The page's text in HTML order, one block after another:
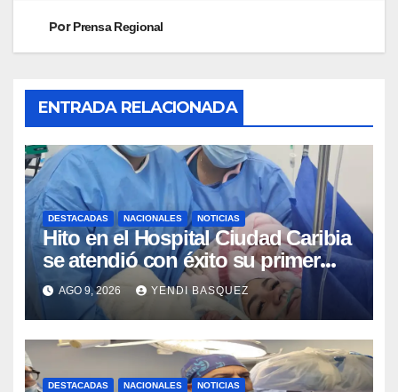
PorPrensa Regional
ENTRADA RELACIONADA
DESTACADAS NACIONALES NOTICIAS
Hito en el Hospital Ciudad Caribia
se atendió con éxito su primer
parto gemelar
AGO 9, 2026 YENDI BASQUEZ
DESTACADAS NACIONALES NOTICIAS